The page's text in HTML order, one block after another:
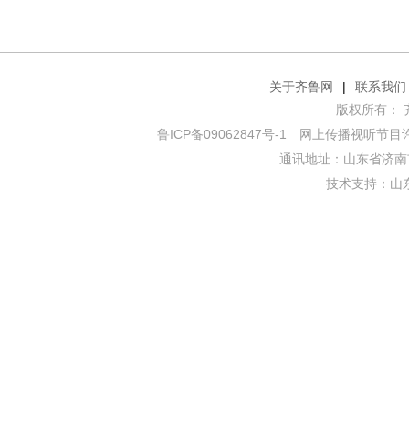
关于齐鲁网 |
联系我们
版权所有：
鲁ICP备09062847号-1
网上传播视听节目
通讯地址：山东省济
技术支持： 山